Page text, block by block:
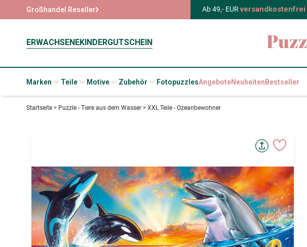
Großhandel Reseller Ab 49,- EURversandkostenfrei
ERWACHSENEKINDERGUTSCHEIN
Marken Teile Motive Zubehör FotopuzzlesAngeboteNeuheitenBestseller
Startseite > Puzzle - Tiere aus dem Wasser > XXL Teile - Ozeanbewohner